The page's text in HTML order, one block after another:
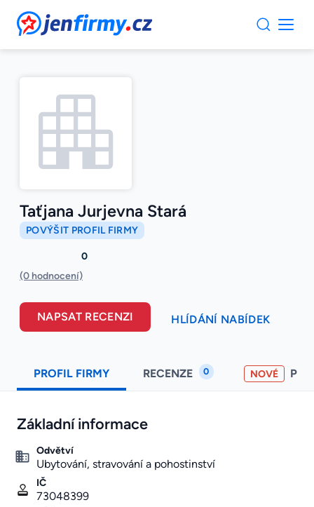
JenFirmy.cz
Taťjana Jurjevna Stará
POVÝŠIT PROFIL FIRMY
0
(0 hodnocení)
NAPSAT RECENZI HLÍDÁNÍ NABÍDEK
PROFIL FIRMY RECENZE 0 NOVÉ
Základní informace
Odvětví
Ubytování, stravování a pohostinství
IČ
73048399